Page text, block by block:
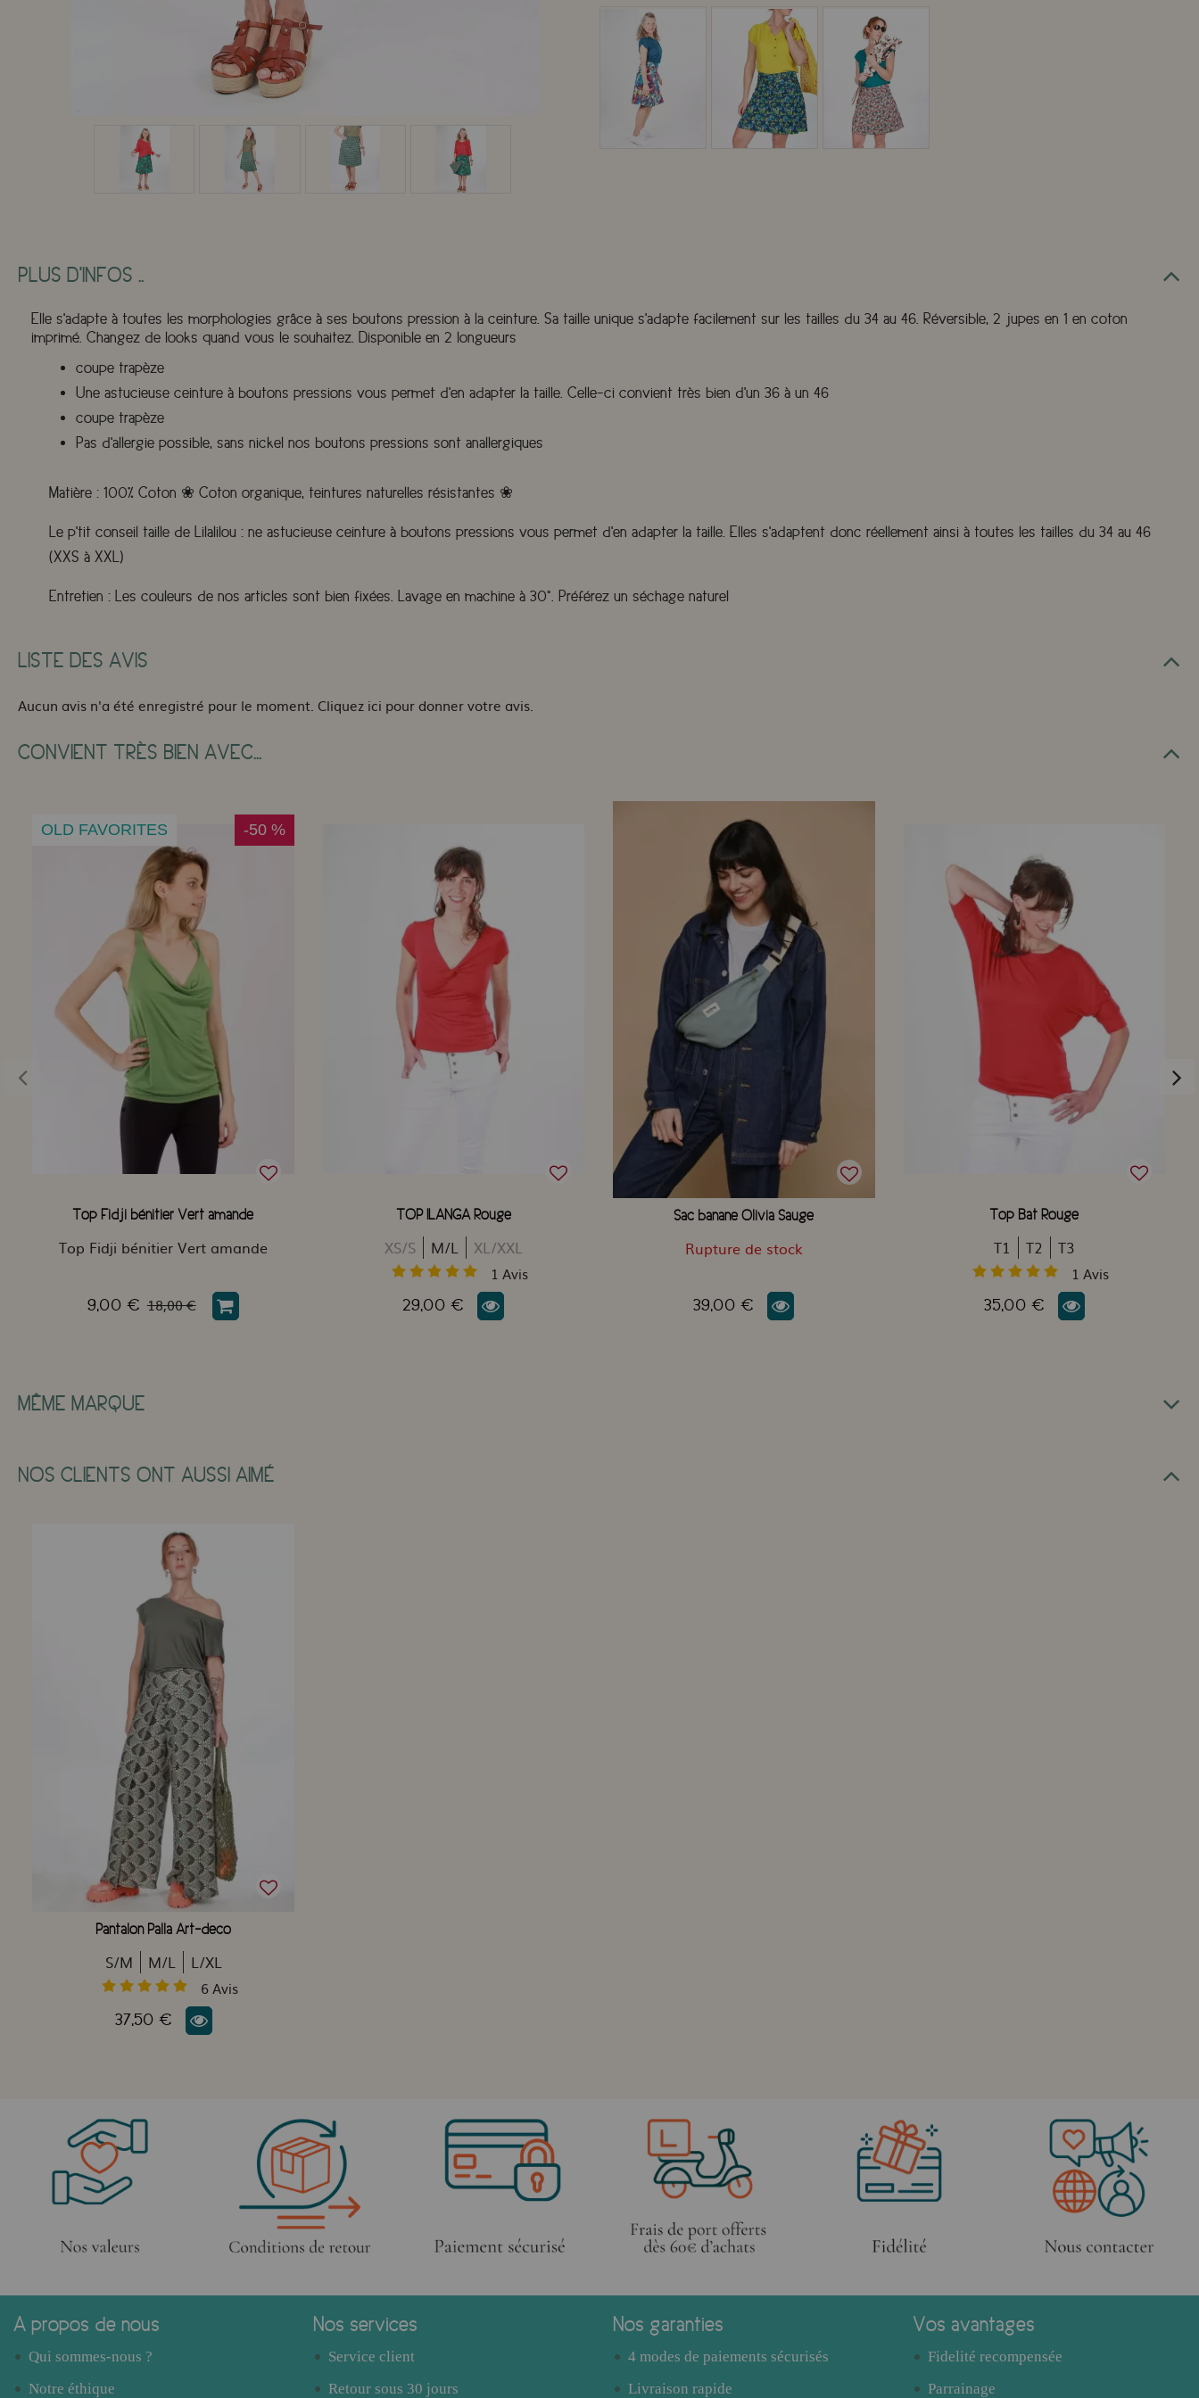
PLUS D'INFOS ..
Elle s'adapte à toutes les morphologies grâce à ses boutons pression à la ceinture. Sa taille unique s'adapte facilement sur les tailles du 34 au 46. Réversible, 2 jupes en 1 en coton
imprimé. Changez de looks quand vous le souhaitez. Disponible en 2 longueurs
coupe trapèze
Une astucieuse ceinture à boutons pressions vous permet d'en adapter la taille. Celle-ci convient très bien d'un 36 à un 46
coupe trapèze
Pas d'allergie possible, sans nickel nos boutons pressions sont anallergiques
Matière : 100% Coton ❀ Coton organique, teintures naturelles résistantes ❀
Le p'tit conseil taille de Lilalilou : ne astucieuse ceinture à boutons pressions vous permet d'en adapter la taille. Elles s'adaptent donc réellement ainsi à toutes les tailles du 34 au 46
(XXS à XXL)
Entretien : Les couleurs de nos articles sont bien fixées. Lavage en machine à 30°. Préférez un séchage naturel
LISTE DES AVIS
Aucun avis n'a été enregistré pour le moment. Cliquez ici pour donner votre avis.
CONVIENT TRÈS BIEN AVEC...
OLD FAVORITES -50 %
Top Fidji bénitier Vert amande
Top Fidji bénitier Vert amande
9,00 € 18,00 €
TOP ILANGA Rouge
XS/S M/L XL/XXL
1 Avis
29,00 €
Sac banane Olivia Sauge
Rupture de stock
39,00 €
Top Bat Rouge
T1 T2 T3
1 Avis
35,00 €
MÊME MARQUE
NOS CLIENTS ONT AUSSI AIMÉ
Pantalon Palla Art-deco
S/M M/L L/XL
6Avis
37,50 €
A propos de nous
Qui sommes-nous ?
Notre éthique
Nos services
Service client
Retour sous 30 jours
Nos garanties
4 modes de paiements sécurisés
Livraison rapide
Vos avantages
Fidelité recompensée
Parrainage